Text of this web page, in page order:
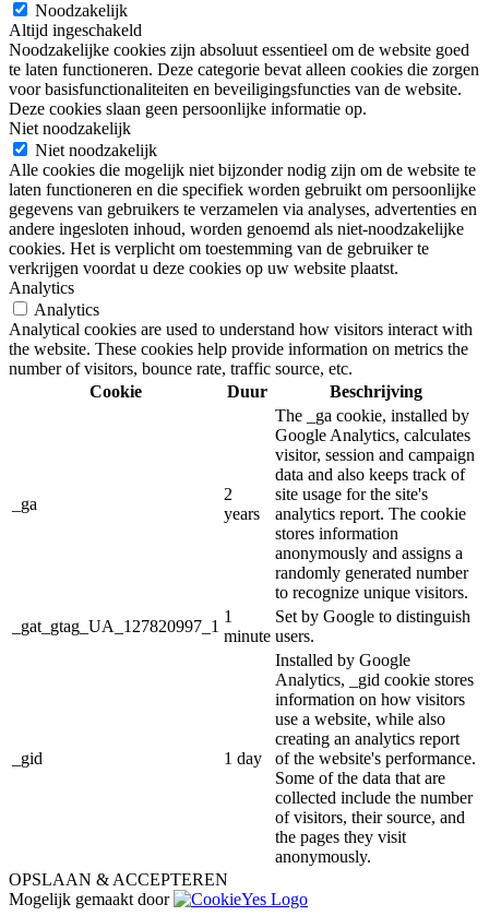
Noodzakelijk
Altijd ingeschakeld
Noodzakelijke cookies zijn absoluut essentieel om de website goed
te laten functioneren. Deze categorie bevat alleen cookies die zorgen
voor basisfunctionaliteiten en beveiligingsfuncties van de website.
Deze cookies slaan geen persoonlijke informatie op.
Niet noodzakelijk
Niet noodzakelijk
Alle cookies die mogelijk niet bijzonder nodig zijn om de website te
laten functioneren en die specifiek worden gebruikt om persoonlijke
gegevens van gebruikers te verzamelen via analyses, advertenties en
andere ingesloten inhoud, worden genoemd als niet-noodzakelijke
cookies. Het is verplicht om toestemming van de gebruiker te
verkrijgen voordat u deze cookies op uw website plaatst.
Analytics
Analytics
Analytical cookies are used to understand how visitors interact with
the website. These cookies help provide information on metrics the
number of visitors, bounce rate, traffic source, etc.
Cookie
Duur Beschrijving
_ga
2
years
The _ga cookie, installed by
Google Analytics, calculates
visitor, session and campaign
data and also keeps track of
site usage for the site's
analytics report. The cookie
stores information
anonymously and assigns a
randomly generated number
to recognize unique visitors.
_gat_gtag_UA_127820997_1
1
minute
Set by Google to distinguish
users.
_gid 1 day
Installed by Google
Analytics, _gid cookie stores
information on how visitors
use a website, while also
creating an analytics report
of the website's performance.
Some of the data that are
collected include the number
of visitors, their source, and
the pages they visit
anonymously.
OPSLAAN & ACCEPTEREN
Mogelijk gemaakt door